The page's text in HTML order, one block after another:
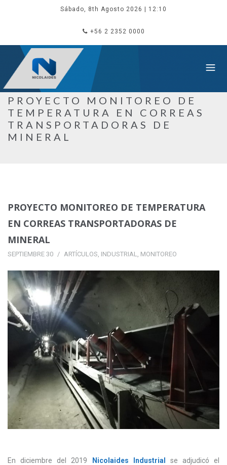
Sábado, 8th Agosto 2026 | 12:10
+56 2 2352 0000
PROYECTO MONITOREO DE
TEMPERATURA EN CORREAS
TRANSPORTADORAS DE
MINERAL
PROYECTO MONITOREO DE TEMPERATURA
EN CORREAS TRANSPORTADORAS DE
MINERAL
SEPTIEMBRE 30 ARTÍCULOS, INDUSTRIAL, MONITOREO
En diciembre del 2019 Nicolaides Industrial
se adjudicó el